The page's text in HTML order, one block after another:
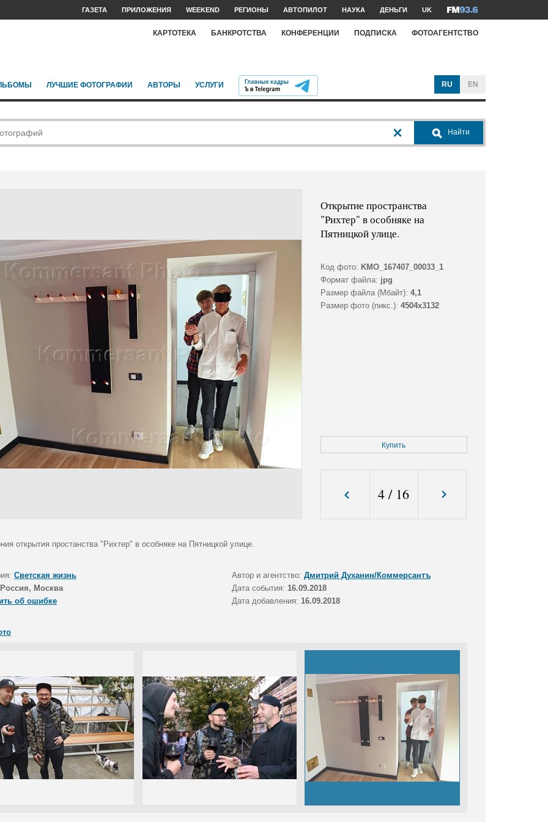
ГАЗЕТА ПРИЛОЖЕНИЯ WEEKEND РЕГИОНЫ АВТОПИЛОТ НАУКА ДЕНЬГИ UK
КАРТОТЕКА БАНКРОТСТВА КОНФЕРЕНЦИИ ПОДПИСКА ФОТОАГЕНТСТВО
ЛУЧШИЕ ФОТОГРАФИИ АВТОРЫ УСЛУГИ RU EN
Найти
Открытие пространства
"Рихтер" в особняке на
Пятницкой улице.
Код фото: KMO_167407_00033_1
Формат файла: jpg
Размер файла (Мбайт): 4,1
Размер фото (пикс.): 4504x3132
Купить
4 / 16
открытия простанства "Рихтер" в особняке на Пятницкой улице.
Светская жизнь Автор и агентство: Дмитрий Духанин/Коммерсантъ
Россия, Москва Дата события: 16.09.2018
об ошибке
Дата добавления: 16.09.2018